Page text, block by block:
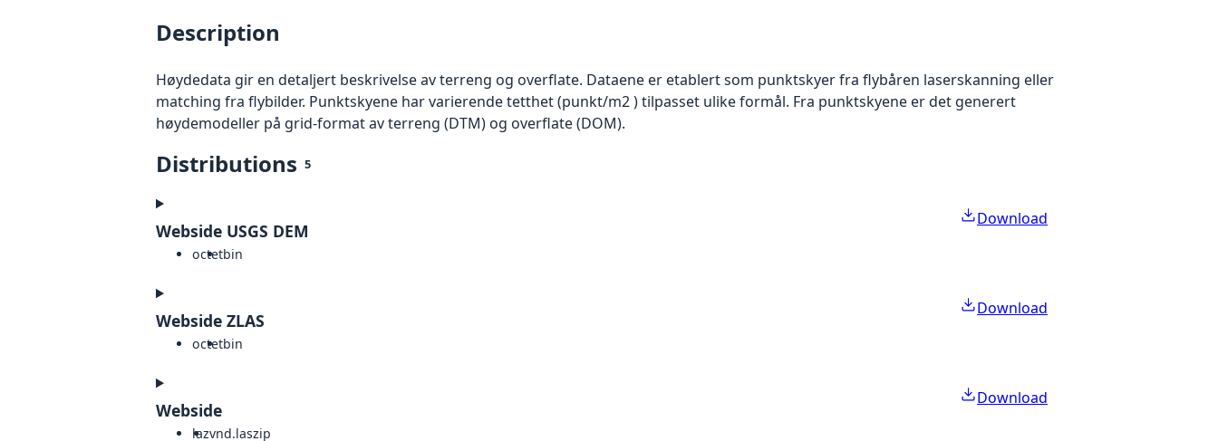
Description
Høydedata gir en detaljert beskrivelse av terreng og overflate. Dataene er etablert som punktskyer fra flybåren laserskanning eller
matching fra flybilder. Punktskyene har varierende tetthet (punkt/m2 ) tilpasset ulike formål. Fra punktskyene er det generert
høydemodeller på grid-format av terreng (DTM) og overflate (DOM).
Distributions 5
Webside USGS DEM
octetbin
Download
Webside ZLAS
octetbin
Download
Webside
lazvnd.laszip
Download